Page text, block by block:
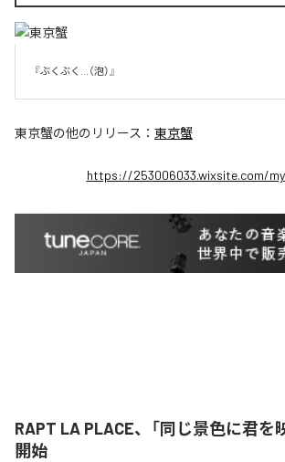
『ぶくぶく...（泡）』
東京蟹の他のリリース： 東京蟹
https://253006033.wixsite.com/
RAPT LA PLACE、「同じ景色に君を
開始